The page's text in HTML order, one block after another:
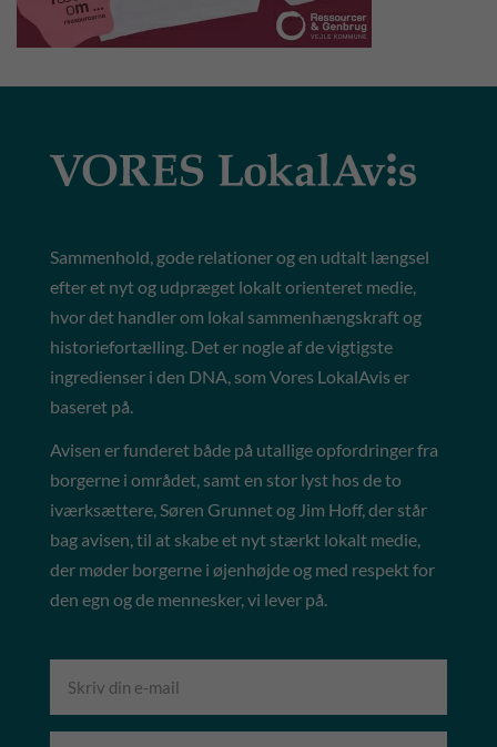
Sammenhold, gode relationer og en udtalt længsel
efter et nyt og udpræget lokalt orienteret medie,
hvor det handler om lokal sammenhængskraft og
historiefortælling. Det er nogle af de vigtigste
ingredienser i den DNA, som Vores LokalAvis er
baseret på.
Avisen er funderet både på utallige opfordringer fra
borgerne i området, samt en stor lyst hos de to
iværksættere, Søren Grunnet og Jim Hoff, der står
bag avisen, til at skabe et nyt stærkt lokalt medie,
der møder borgerne i øjenhøjde og med respekt for
den egn og de mennesker, vi lever på.